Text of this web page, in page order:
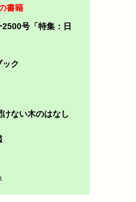
書籍
号「特集：日
ク
ない木のはなし